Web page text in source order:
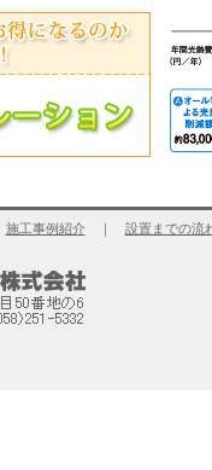
施工事例紹介｜ 設置までの流